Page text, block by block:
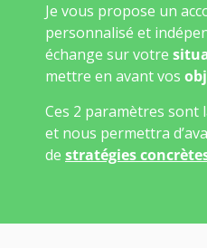
Je vous propose un
personnalisé et
échange sur votre
mettre en avant vos
Ces 2 paramètres sont
et nous permettra
de stratégies